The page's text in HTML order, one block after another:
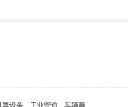
设备、工业管道、车辆等。